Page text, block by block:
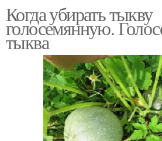
Когда убирать тыкву
голосемянную.
тыква